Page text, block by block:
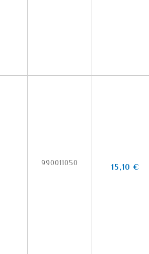
990011050 15,10 €